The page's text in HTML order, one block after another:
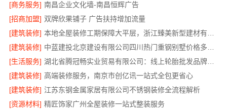
[商务服务] 南昌企业文化墙-南昌恒辉广告
[招商加盟] 双牌欣果铺子 广告扶持增加流量
[建筑装修]
[建筑装修]
[生活服务]
湖北省腾冠畅实业贸易有限公司：线上轮胎批发品牌哪里买
[建筑装修] 高端装修服务，南京市创亿讯一站式全包更省心
[建筑装修] 江苏东钢金属家居有限公司不锈钢装修全流程解析
[资源材料] 精匠饰家广州全屋装修一站式整装服务